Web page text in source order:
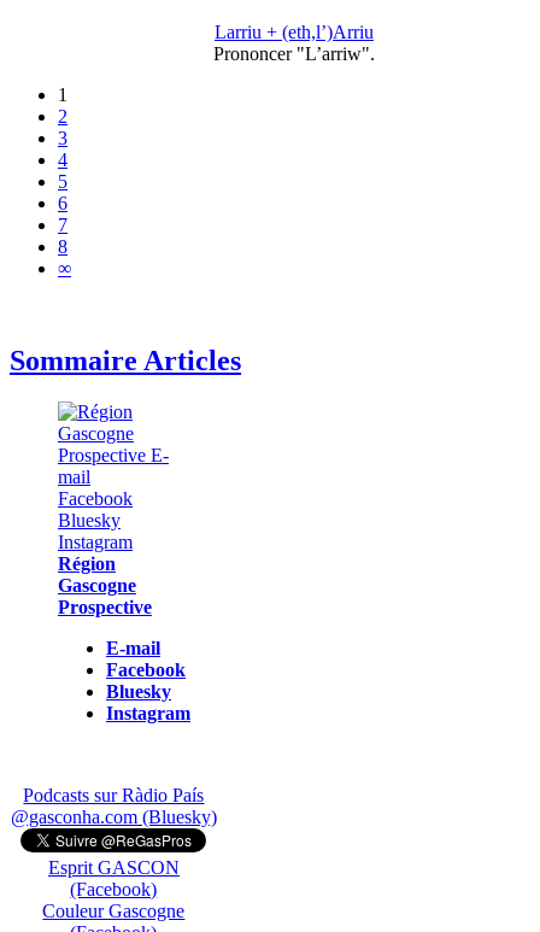
Larriu + (eth,l’)Arriu
Prononcer "L’arriw".
1
2
3
4
5
6
7
8
∞
Sommaire Articles
Région
Gascogne
Prospective
E-mail
Facebook
Bluesky
Instagram
Podcasts sur Ràdio País
@gasconha.com (Bluesky)
Esprit GASCON
(Facebook)
Couleur Gascogne